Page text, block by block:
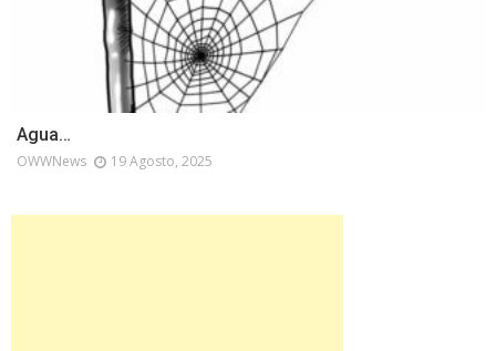
Agua…
OWWNews 19 Agosto, 2025